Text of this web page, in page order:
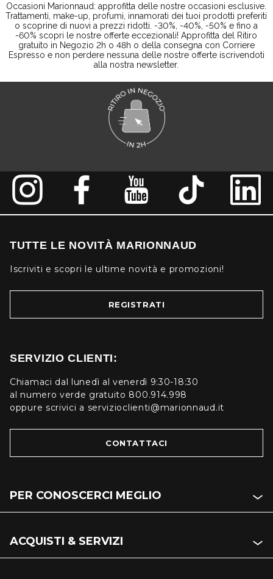
Occasioni Marionnaud: approfitta delle nostre occasioni esclusive.
Trattamenti, make-up, profumi, innamorati dei tuoi prodotti preferiti
o scoprine di nuovi a prezzi ridotti. -30%, -40%, -50% e fino a
-60% scopri le nostre offerte eccezionali! Approfitta del Ritiro
gratuito in Negozio 2h o 48h o della consegna con Corriere
Espresso e non perdere nessuna delle nostre offerte iscrivendoti
alla nostra newsletter.
TUTTE LE NOVITÀ MARIONNAUD
Iscriviti e scopri le ultime novità e promozioni!
REGISTRATI
SERVIZIO CLIENTI:
Chiamaci dal lunedì al venerdì 9:30-18:30
al numero verde gratuito 800.914.998
oppure scrivici a servizioclienti@marionnaud.it
CONTATTACI
PER CONOSCERCI MEGLIO
ACQUISTI & SERVIZI